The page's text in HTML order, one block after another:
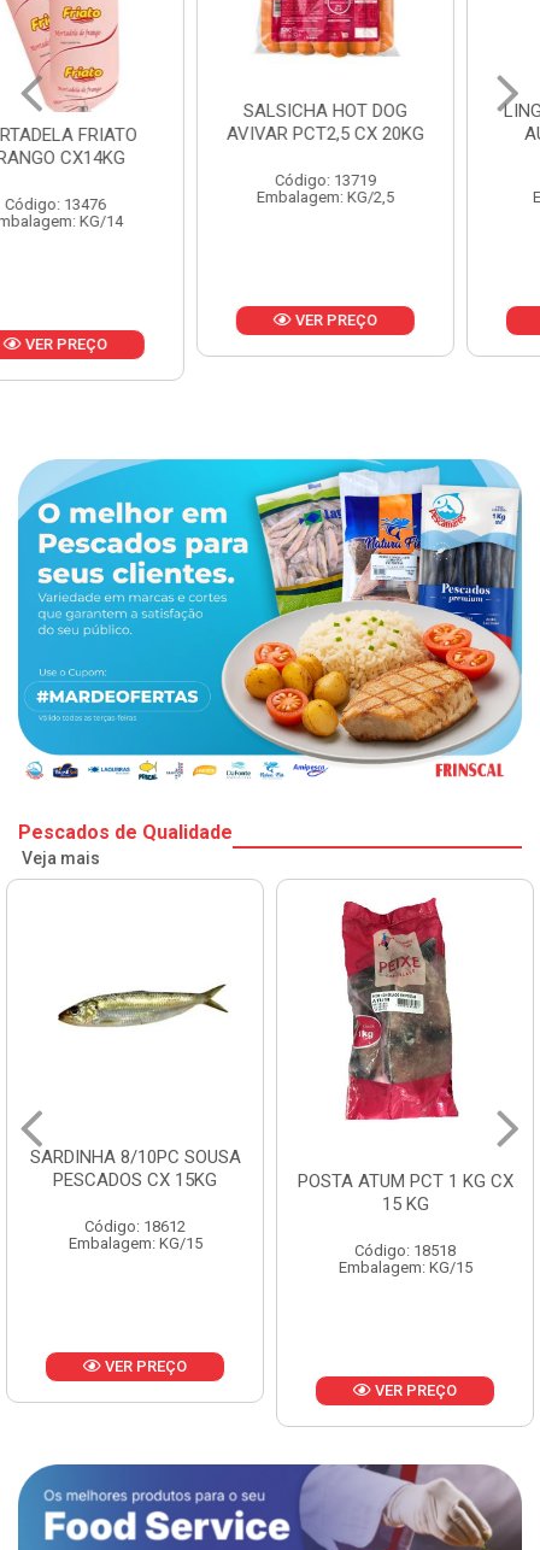
SALSICHA HOT DOG
AVIVAR PCT2,5 CX 20KG
Embalagem: KG/2,5
LINGUICA TOSC SUINA
AURORA CX 25KG
Código: 1374
Embalagem: KG/5
VER PREÇO
Pescados de Qualidade
Veja mais
SARDINHA 8/10PC SOUSA
PESCADOS CX 15KG
Código: 18612
Embalagem: KG/15
VER PREÇO
POSTA ATUM PCT 1 KG CX
15 KG
Código: 18518
Embalagem: KG/15
VER PREÇO